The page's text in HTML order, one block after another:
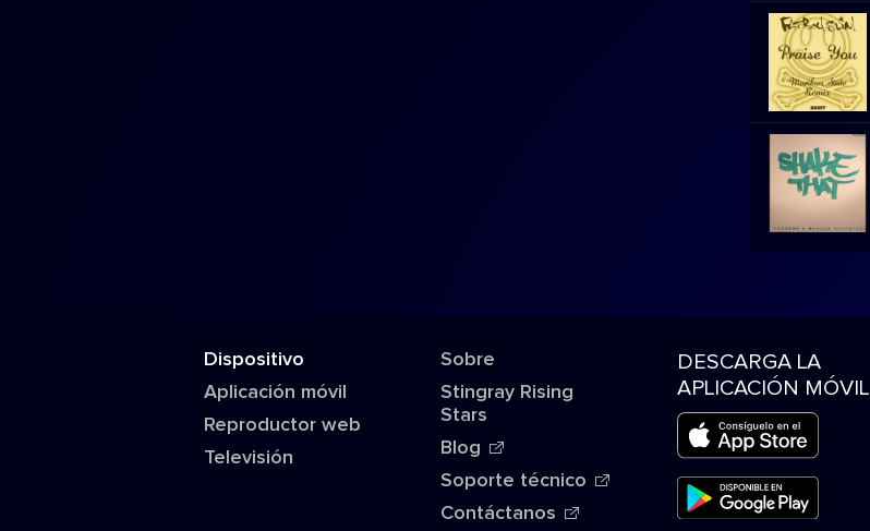
Dispositivo
Aplicación móvil
Reproductor web
Televisión
Sobre
Stingray Rising
Stars
Blog
Soporte técnico
Contáctanos
DESCARGA LA
APLICACIÓN MÓVIL